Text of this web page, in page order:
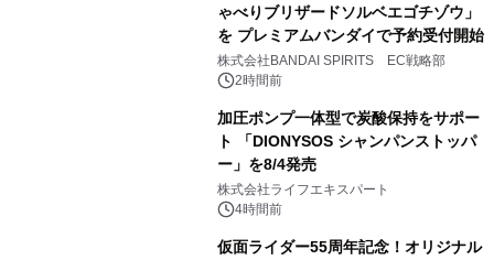
ゃべりブリザードソルベエゴチゾウ」
を プレミアムバンダイで予約受付開始
株式会社BANDAI SPIRITS EC戦略部
2時間前
加圧ポンプ一体型で炭酸保持をサポー
ト 「DIONYSOS シャンパンストッパ
ー」を8/4発売
株式会社ライフエキスパート
4時間前
仮面ライダー55周年記念！オリジナル